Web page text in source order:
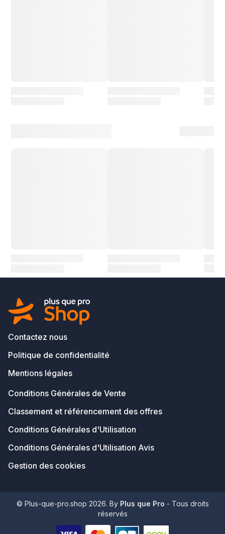
Contactez nous
Politique de confidentialité
Mentions légales
Conditions Générales de Vente
Classement et référencement des offres
Conditions Générales d'Utilisation
Conditions Générales d'Utilisation Avis
Gestion des cookies
© Plus-que-pro.shop 2026. By Plus que Pro - Tous droits
réservés